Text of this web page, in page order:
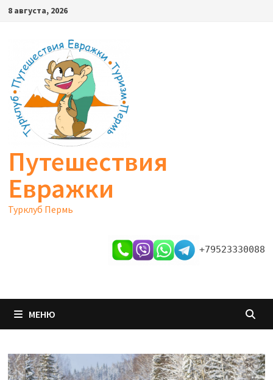
Перейти
содержимому
8 августа, 2026
Путешествия
Евражки
Турклуб Пермь
+79523330088
МЕНЮ